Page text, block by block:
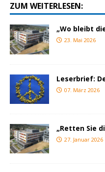
ZUM WEITERLESEN:
„Wo bleibt
23. Mai 2026
Leserbrief:
07. März 2026
„Retten Sie
27. Januar 2026